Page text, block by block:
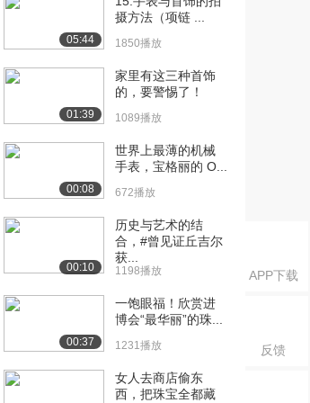
APP下载
反馈
05:44
摄方法（项链 ...
1850播放
01:39
家里有这三种首饰
的，要警惕了！
1089播放
00:08
世界上最薄的机械
手表，宝格丽的 O...
672播放
00:10
历史与艺术的结
合，#曾见证丘吉尔
获...
1198播放
00:37
一饱眼福！欣赏进
博会“最华丽”的珠...
1231播放
女人去商店偷东
西，把珠宝全都藏